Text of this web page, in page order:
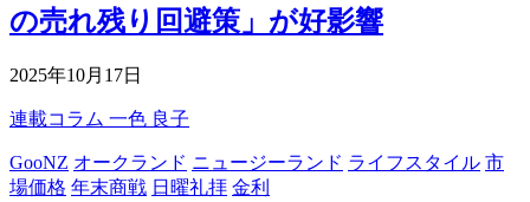
の売れ残り回避策」が好影響
2025年10月17日
連載コラム 一色 良子
GooNZ オークランド ニュージーランド ライフスタイル 市
場価格 年末商戦 日曜礼拝 金利